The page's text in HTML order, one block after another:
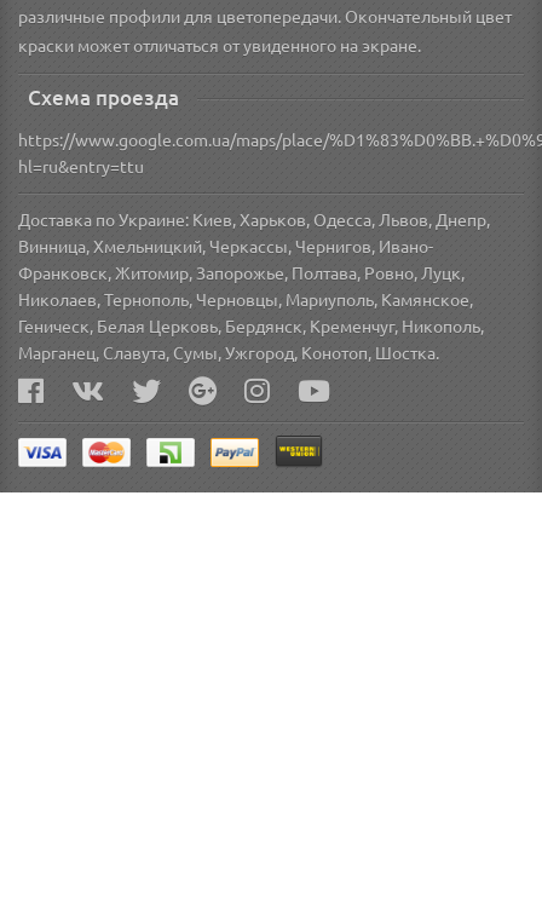
различные профили для цветопередачи. Окончательный цвет
краски может отличаться от увиденного на экране.
Схема проезда
https://www.google.com.ua/maps/place/
hl=ru&entry=ttu
Доставка по Украине: Киев, Харьков, Одесса, Львов, Днепр,
Винница, Хмельницкий, Черкассы, Чернигов, Ивано-
Франковск, Житомир, Запорожье, Полтава, Ровно, Луцк,
Николаев, Тернополь, Черновцы, Мариуполь, Камянское,
Геническ, Белая Церковь, Бердянск, Кременчуг, Никополь,
Марганец, Славута, Сумы, Ужгород, Конотоп, Шостка.